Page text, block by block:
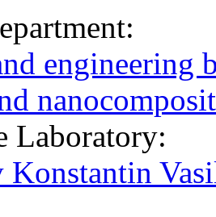
engineering
Laboratory:
Konstantin